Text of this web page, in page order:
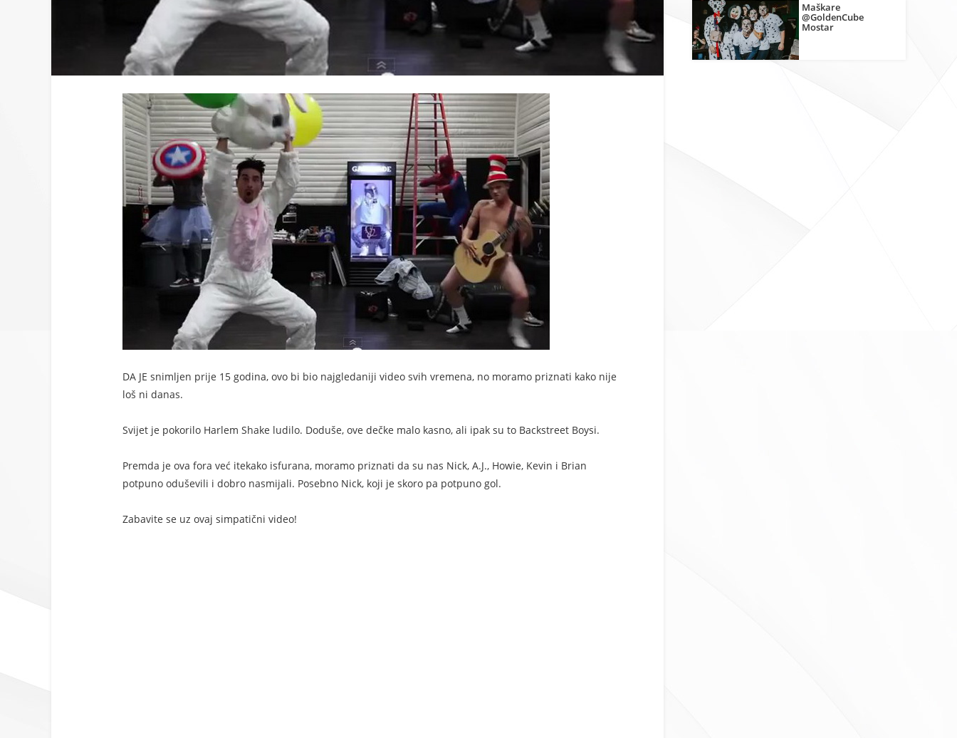
DA JE snimljen prije 15 godina, ovo bi bio najgledaniji video svih vremena, no moramo priznati kako nije
loš ni danas.
Svijet je pokorilo Harlem Shake ludilo. Doduše, ove dečke malo kasno, ali ipak su to Backstreet Boysi.
Premda je ova fora već itekako isfurana, moramo priznati da su nas Nick, A.J., Howie, Kevin i Brian
potpuno oduševili i dobro nasmijali. Posebno Nick, koji je skoro pa potpuno gol.
Zabavite se uz ovaj simpatični video!
Maškare
@GoldenCube
Mostar